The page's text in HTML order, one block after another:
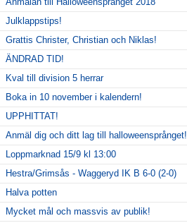
Julklappstips!
Grattis Christer, Christian och Niklas!
ÄNDRAD TID!
Kval till division 5 herrar
Boka in 10 november i kalendern!
UPPHITTAT!
Anmäl dig och ditt lag till halloweensprånget!
Loppmarknad 15/9 kl 13:00
Hestra/Grimsås - Waggeryd IK B 6-0 (2-0)
Halva potten
Mycket mål och massvis av publik!